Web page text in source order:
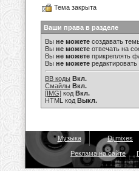
Тема закрыта
Ваши права в разделе
Вы не можете создавать
Вы не можете отвечать на
Вы не можете прикреплять
Вы не можете
BB коды Вкл.
Смайлы Вкл.
[IMG] код Вкл.
HTML код Выкл.
Музыка Dj mixes
Реклама на сайте